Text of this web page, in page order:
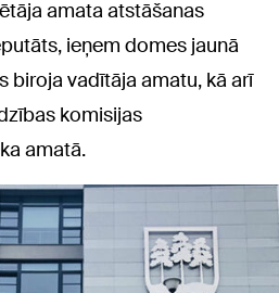
amata atstāšanas
ieņem domes jaunā
biroja vadītāja amatu, kā arī
komisijas
amatā.